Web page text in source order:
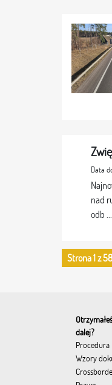
Data
nad
odb ...
Strona 1 z 58
dalej?
Procedura
Wzory